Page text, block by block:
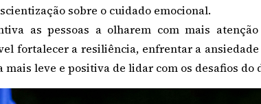
sobre o cuidado emocional.
as pessoas a olharem com mais
fortalecer a resiliência, enfrentar a
leve e positiva de lidar com os desafios do